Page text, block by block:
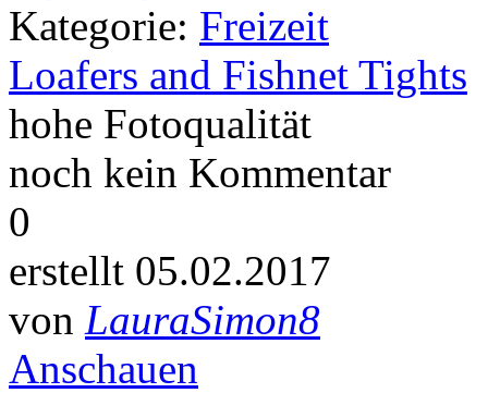
Kategorie: Freizeit
Loafers and Fishnet Tights
hohe Fotoqualität
noch kein Kommentar
0
erstellt 05.02.2017
von LauraSimon8
Anschauen